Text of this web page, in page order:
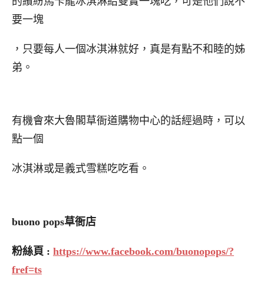
要一塊
，只要每人一個冰淇淋就好，真是有點不和睦的姊
弟。
有機會來大魯閣草衙道購物中心的話經過時，可以
點一個
冰淇淋或是義式雪糕吃吃看。
buono pops草衙店
粉絲頁 : https://www.facebook.com/buonopops/?
fref=ts